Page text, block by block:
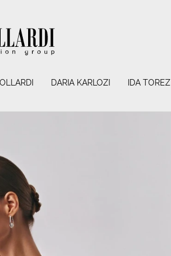
DARIA KARLOZI IDA TOREZ